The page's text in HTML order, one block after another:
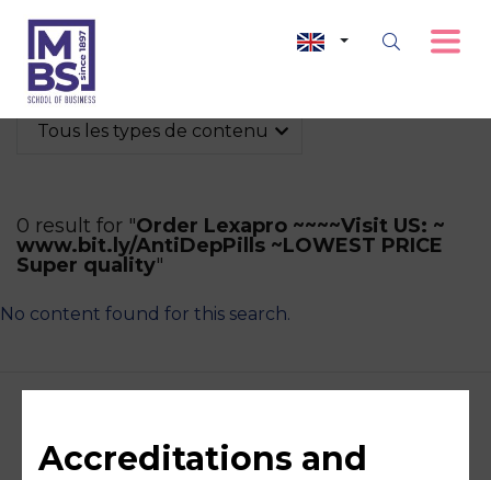
Tous les types de contenu
0 result for "Order Lexapro ~~~~Visit US: ~
www.bit.ly/AntiDepPills ~LOWEST PRICE
Super quality"
No content found for this search.
Accreditations and